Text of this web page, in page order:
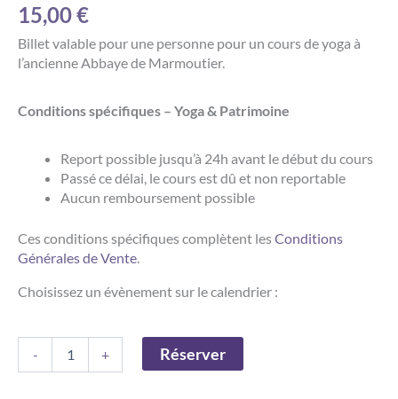
15,00€
Billet valable pour une personne pour un cours de yoga à
l’ancienne Abbaye de Marmoutier.
Conditions spécifiques – Yoga & Patrimoine
Report possible jusqu’à 24h avant le début du cours
Passé ce délai, le cours est dû et non reportable
Aucun remboursement possible
Ces conditions spécifiques complètent lesConditions
Générales de Vente
Choisissez un évènement sur le calendrier :
- + Réserver